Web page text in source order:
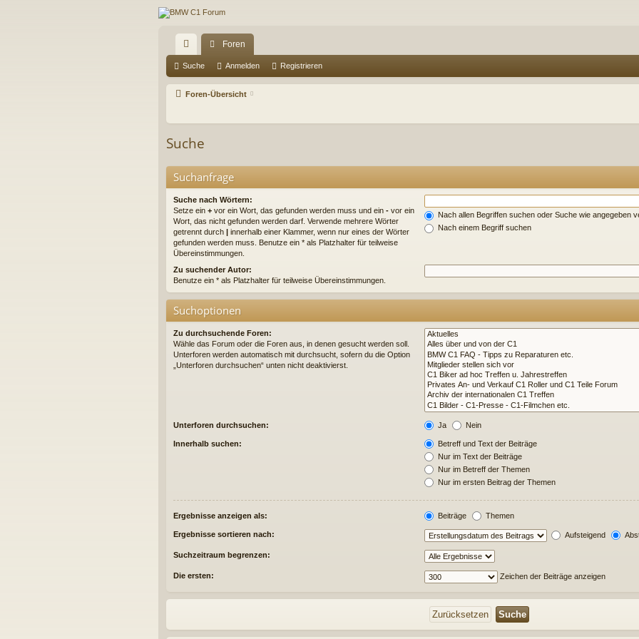
ch
ne
riff
Foren
Suche Anmelden Registrieren
Foren-Übersicht
Suche
Suchanfrage
Suche nach Wörtern:
Setze ein + vor ein Wort, das gefunden werden muss und ein - vor ein
Wort, das nicht gefunden werden darf. Verwende mehrere Wörter
getrennt durch | innerhalb einer Klammer, wenn nur eines der Wörter
gefunden werden muss. Benutze ein * als Platzhalter für teilweise
Übereinstimmungen.
Nach allen Begriffen suchen oder Suche wie angegeben
Nach einem Begriff suchen
Zu suchender Autor:
Benutze ein * als Platzhalter für teilweise Übereinstimmungen.
Suchoptionen
Zu durchsuchende Foren:
Wähle das Forum oder die Foren aus, in denen gesucht werden soll.
Unterforen werden automatisch mit durchsucht, sofern du die Option
„Unterforen durchsuchen“ unten nicht deaktivierst.
Unterforen durchsuchen: Ja Nein
Innerhalb suchen:
Betreff und Text der Beiträge
Nur im Text der Beiträge
Nur im Betreff der Themen
Nur im ersten Beitrag der Themen
Ergebnisse anzeigen als: Beiträge Themen
Ergebnisse sortieren nach: Aufsteigend
Suchzeitraum begrenzen:
Die ersten: Zeichen der Beiträge anzeigen